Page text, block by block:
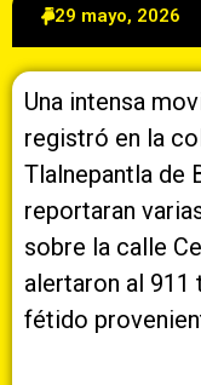
29 mayo, 2026
Una intensa
registró en la
Tlalnepantla de
reportaran
sobre la calle
alertaron al
fétido